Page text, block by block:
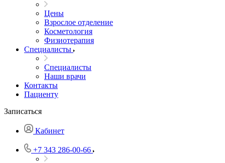
Цены
Взрослое отделение
Косметология
Физиотерапия
Специалисты
Специалисты
Наши врачи
Контакты
Пациенту
Записаться
Кабинет
+7 343 286-00-66